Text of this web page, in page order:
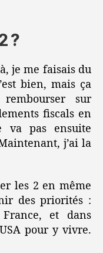
?
je me faisais du
bien, mais ça
sur
fiscals en
va pas ensuite
j’ai la
les 2 en même
des priorités :
et dans
pour y vivre.